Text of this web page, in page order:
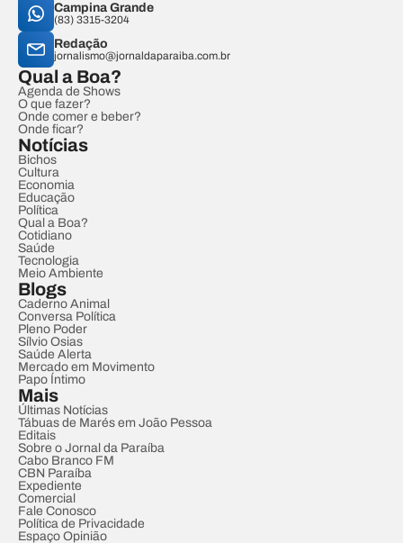
Campina Grande
(83) 3315-3204
Redação
jornalismo@jornaldaparaiba.com.br
Qual a Boa?
Agenda de Shows
O que fazer?
Onde comer e beber?
Onde ficar?
Notícias
Bichos
Cultura
Economia
Educação
Política
Qual a Boa?
Cotidiano
Saúde
Tecnologia
Meio Ambiente
Blogs
Caderno Animal
Conversa Política
Pleno Poder
Sílvio Osias
Saúde Alerta
Mercado em Movimento
Papo Íntimo
Mais
Últimas Notícias
Tábuas de Marés em João Pessoa
Editais
Sobre o Jornal da Paraíba
Cabo Branco FM
CBN Paraíba
Expediente
Comercial
Fale Conosco
Política de Privacidade
Espaço Opinião